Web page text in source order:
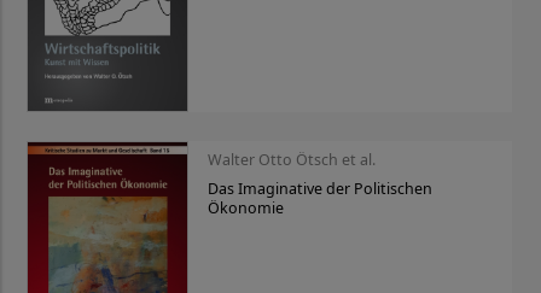
Walter Otto Ötsch et al.
Das Imaginative der Politischen
Ökonomie